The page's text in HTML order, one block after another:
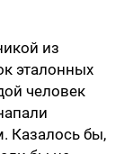
из
эталонных
человек
Казалось бы,